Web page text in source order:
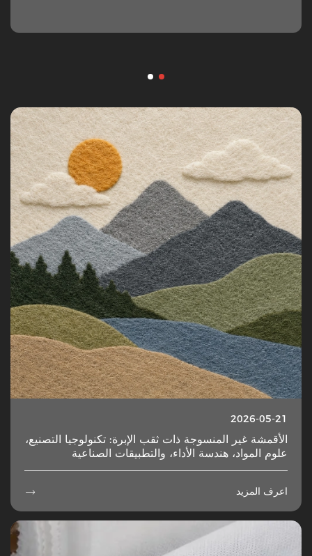
2026-05-21
الأقمشة غير المنسوجة ذات ثقب الإبرة: تكنولوجيا التصنيع،
علوم المواد، هندسة الأداء، والتطبيقات الصناعية
اعرف المزيد 